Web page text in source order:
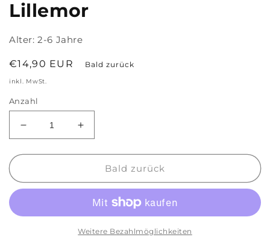
Lillemor
Alter:2-6 Jahre
Normaler
Preis
€14,90 EUR Bald zurück
inkl. MwSt.
Anzahl
Verringere
die
Menge
Trinkflasche
&#39;Tierfreunde&#39;
Erhöhe
die
Menge
Trinkflasche
&#39;Tierfreunde&#39;
von
Bald zurück
Weitere Bezahlmöglichkeiten